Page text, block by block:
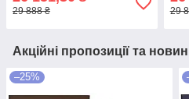
29 888 ₴ 29
Акційні пропозиції та
–25%